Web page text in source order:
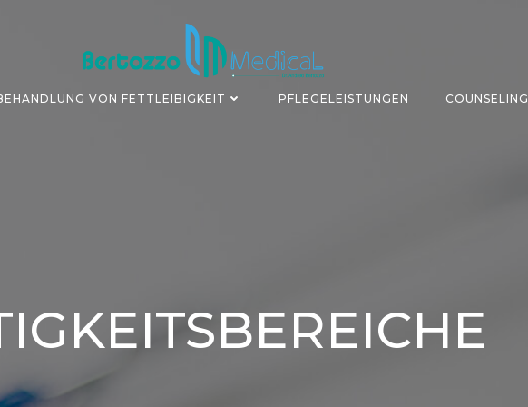
VON FETTLEIBIGKEIT PFLEGELEISTUNGEN COUNSELING